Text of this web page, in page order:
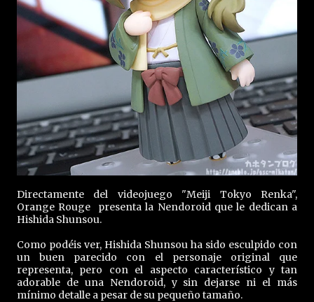
Directamente del videojuego "Meiji Tokyo Renka",
Orange Rouge presenta la Nendoroid que le dedican a
Hishida Shunsou.
Como podéis ver, Hishida Shunsou ha sido esculpido con
un buen parecido con el personaje original que
representa, pero con el aspecto característico y tan
adorable de una Nendoroid, y sin dejarse ni el más
mínimo detalle a pesar de su pequeño tamaño.